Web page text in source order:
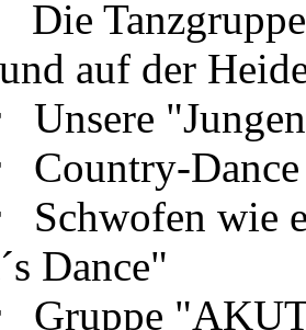
des
auf der
Unsere
Dance
Schwofen wie
Dance"
Gruppe